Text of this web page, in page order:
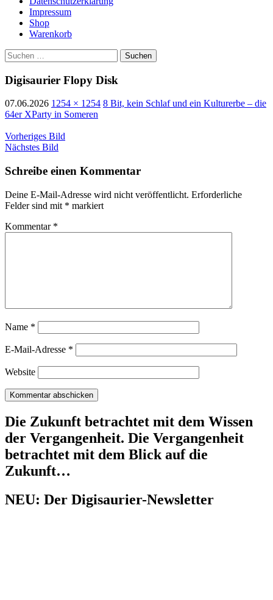
Impressum
Shop
Warenkorb
Suchen
nach:
Digisaurier Flopy Disk
07.06.2026 1254 × 1254 8 Bit, kein Schlaf und ein Kulturerbe – die
64er XParty in Someren
Vorheriges Bild
Nächstes Bild
Schreibe einen Kommentar
Deine E-Mail-Adresse wird nicht veröffentlicht. Erforderliche
Felder sind mit * markiert
Kommentar *
Name *
E-Mail-Adresse *
Website
Die Zukunft betrachtet mit dem Wissen
der Vergangenheit. Die Vergangenheit
betrachtet mit dem Blick auf die
Zukunft…
NEU: Der Digisaurier-Newsletter